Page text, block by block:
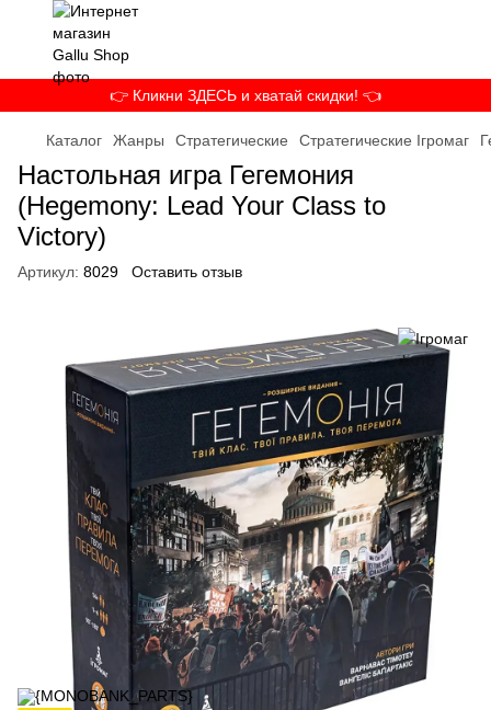
👉 Кликни ЗДЕСЬ и хватай скидки! 👈
Каталог Жанры Стратегические Стратегические Ігромаг
Настольная игра Гегемония
(Hegemony: Lead Your Class to
Victory)
Артикул: 8029 Оставить отзыв